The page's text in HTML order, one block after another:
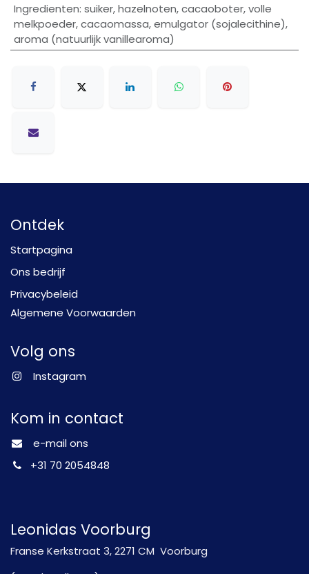
Ingredienten: suiker, hazelnoten, cacaoboter, volle
melkpoeder, cacaomassa, emulgator (sojalecithine),
aroma (natuurlijk vanillearoma)
Ontdek
Startpagina
Ons bedrijf
Privacybeleid
Algemene Voorwaarden
Volg ons
Instagram
Kom in contact
e-mail ons
+31 70 2054848
Leonidas Voorburg
Franse Kerkstraat 3, 2271 CM Voorburg